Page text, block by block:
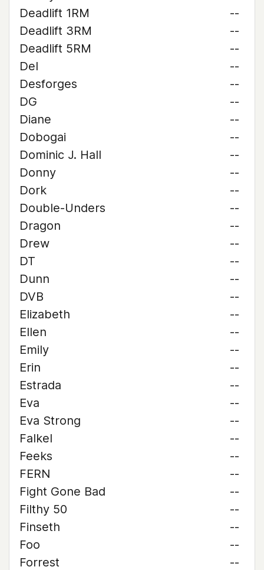
Deadlift 1RM
--
Deadlift 3RM
--
Deadlift 5RM
--
Del
--
Desforges
--
DG
--
Diane
--
Dobogai
--
Dominic J. Hall
--
Donny
--
Dork
--
Double-Unders
--
Dragon
--
Drew
--
DT
--
Dunn
--
DVB
--
Elizabeth
--
Ellen
--
Emily
--
Erin
--
Estrada
--
Eva
--
Eva Strong
--
Falkel
--
Feeks
--
FERN
--
Fight Gone Bad
--
Filthy 50
--
Finseth
--
Foo
--
Forrest
--